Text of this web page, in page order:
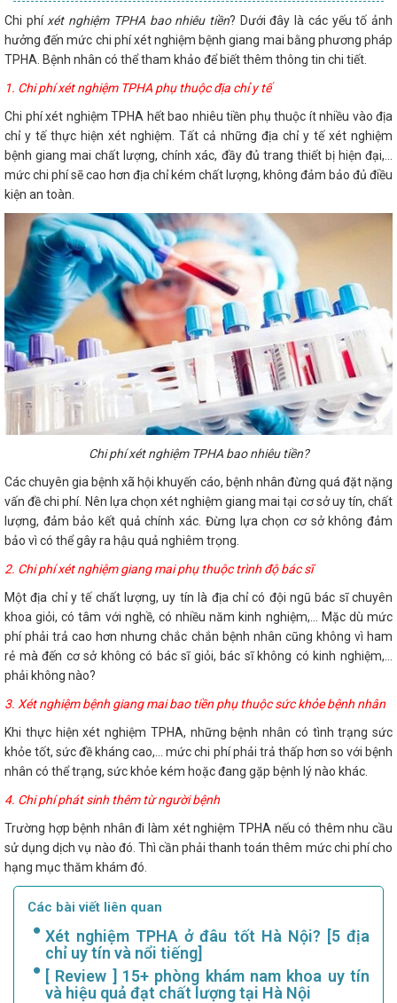
Chi phí xét nghiệm TPHA bao nhiêu tiền? Dưới đây là các yếu tố ảnh
hưởng đến mức chi phí xét nghiệm bệnh giang mai bằng phương pháp
TPHA. Bệnh nhân có thể tham khảo để biết thêm thông tin chi tiết.
1. Chi phí xét nghiệm TPHA phụ thuộc địa chỉ y tế
Chi phí xét nghiệm TPHA hết bao nhiêu tiền phụ thuộc ít nhiều vào địa
chỉ y tế thực hiện xét nghiệm. Tất cả những địa chỉ y tế xét nghiệm
bệnh giang mai chất lượng, chính xác, đầy đủ trang thiết bị hiện đại,...
mức chi phí sẽ cao hơn địa chỉ kém chất lượng, không đảm bảo đủ điều
kiện an toàn.
Chi phí xét nghiệm TPHA bao nhiêu tiền?
Các chuyên gia bệnh xã hội khuyến cáo, bệnh nhân đừng quá đặt nặng
vấn đề chi phí. Nên lựa chọn xét nghiệm giang mai tại cơ sở uy tín, chất
lượng, đảm bảo kết quả chính xác. Đừng lựa chọn cơ sở không đảm
bảo vì có thể gây ra hậu quả nghiêm trọng.
2. Chi phí xét nghiệm giang mai phụ thuộc trình độ bác sĩ
Một địa chỉ y tế chất lượng, uy tín là địa chỉ có đội ngũ bác sĩ chuyên
khoa giỏi, có tâm với nghề, có nhiều năm kinh nghiệm,... Mặc dù mức
phí phải trả cao hơn nhưng chắc chắn bệnh nhân cũng không vì ham
rẻ mà đến cơ sở không có bác sĩ giỏi, bác sĩ không có kinh nghiệm,...
phải không nào?
3. Xét nghiệm bệnh giang mai bao tiền phụ thuộc sức khỏe bệnh nhân
Khi thực hiện xét nghiệm TPHA, những bệnh nhân có tình trạng sức
khỏe tốt, sức đề kháng cao,... mức chi phí phải trả thấp hơn so với bệnh
nhân có thể trạng, sức khỏe kém hoặc đang gặp bệnh lý nào khác.
4. Chi phí phát sinh thêm từ người bệnh
Trường hợp bệnh nhân đi làm xét nghiệm TPHA nếu có thêm nhu cầu
sử dụng dịch vụ nào đó. Thì cần phải thanh toán thêm mức chi phí cho
hạng mục thăm khám đó.
Các bài viết liên quan
Xét nghiệm TPHA ở đâu tốt Hà Nội? [5 địa
chỉ uy tín và nổi tiếng]
[ Review ] 15+ phòng khám nam khoa uy tín
và hiệu quả đạt chất lượng tại Hà Nội